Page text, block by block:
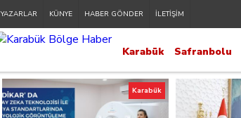
YAZARLAR KÜNYE HABER GÖNDER İLETİŞİM
Karabük Safranbolu
Karabük